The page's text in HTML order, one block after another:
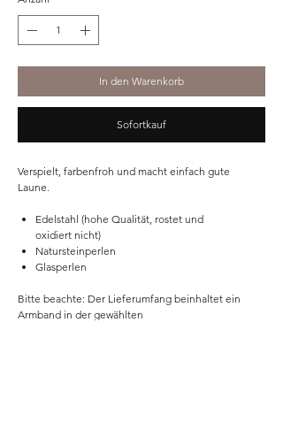
In den Warenkorb
Sofortkauf
Verspielt, farbenfroh und macht einfach gute
Laune.
Edelstahl (hohe Qualität, rostet und
oxidiert nicht)
Natursteinperlen
Glasperlen
Bitte beachte: Der Lieferumfang beinhaltet ein
Armband in der gewählten